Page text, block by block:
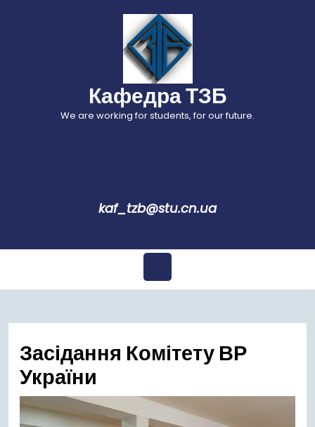
Кафедра ТЗБ
We are working for students, for our future.
kaf_tzb@stu.cn.ua
Відкрити
меню
Засідання Комітету ВР
України